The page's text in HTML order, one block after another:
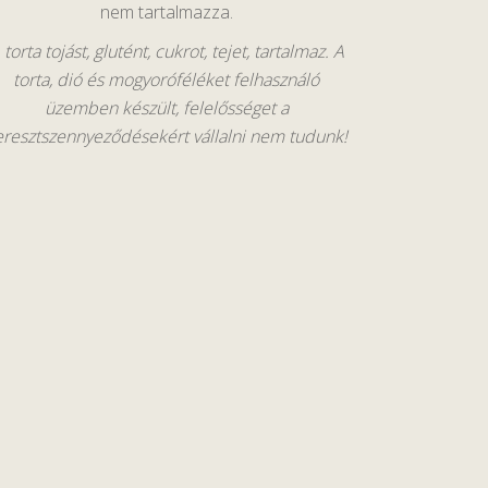
nem tartalmazza.
torta tojást, glutént, cukrot, tejet, tartalmaz. A
torta, dió és mogyoróféléket felhasználó
üzemben készült, felelősséget a
vállalni nem tudunk!